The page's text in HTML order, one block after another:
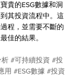
貴的ESG數據和洞
其投資流程中。這
程，並需要不斷的
佳的結果。
析 #可持續投資 #投
用 #ESG數據 #投資